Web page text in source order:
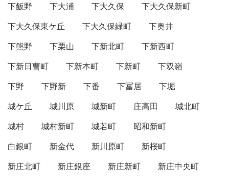
下飯野
下大浦 下大久保
下大久保新町
下大久保東ケ丘
下大久保緑町
下奥井
下熊野
下栗山 下新北町
下新西町
下新日曹町
下新本町 下新町
下双嶺
下野
下野新 下番 下冨居
下堀
城ケ丘
城川原 城新町 庄高田
城北町
城村
城村新町 城若町
昭和新町
白銀町
新金代 新川原町
新桜町
新庄北町
新庄銀座 新庄新町
新庄中央町